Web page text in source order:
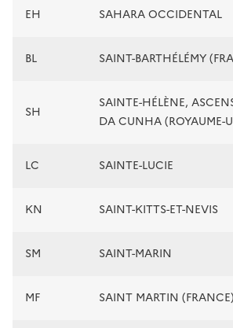
EH SAHARA OCCIDENTAL
BL SAINT-BARTHÉLÉMY
SH
SAINTE-HÉLÈNE,
DA CUNHA (ROYAUME-
LC SAINTE-LUCIE
KN SAINT-KITTS-ET-NEVIS
SM SAINT-MARIN
MF SAINT MARTIN (FRANCE)